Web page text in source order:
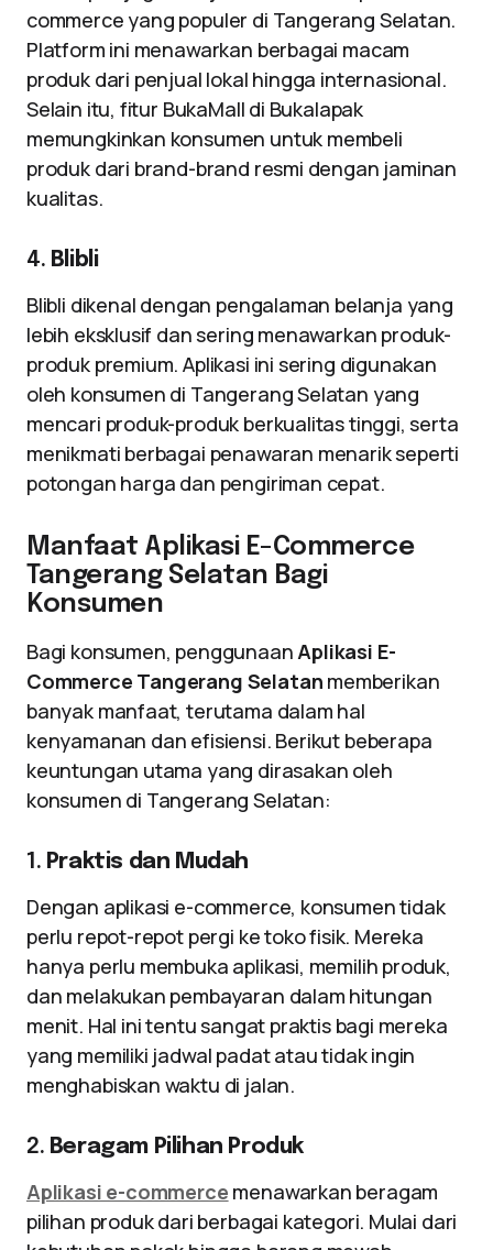
commerce yang populer di Tangerang Selatan.
Platform ini menawarkan berbagai macam
produk dari penjual lokal hingga internasional.
Selain itu, fitur BukaMall di Bukalapak
memungkinkan konsumen untuk membeli
produk dari brand-brand resmi dengan jaminan
kualitas.
4. Blibli
Blibli dikenal dengan pengalaman belanja yang
lebih eksklusif dan sering menawarkan produk-
produk premium. Aplikasi ini sering digunakan
oleh konsumen di Tangerang Selatan yang
mencari produk-produk berkualitas tinggi, serta
menikmati berbagai penawaran menarik seperti
potongan harga dan pengiriman cepat.
Manfaat Aplikasi E-Commerce
Tangerang Selatan Bagi
Konsumen
Bagi konsumen, penggunaanAplikasi E-
Commerce Tangerang Selatan memberikan
banyak manfaat, terutama dalam hal
kenyamanan dan efisiensi. Berikut beberapa
keuntungan utama yang dirasakan oleh
konsumen di Tangerang Selatan:
1. Praktis dan Mudah
Dengan aplikasi e-commerce, konsumen tidak
perlu repot-repot pergi ke toko fisik. Mereka
hanya perlu membuka aplikasi, memilih produk,
dan melakukan pembayaran dalam hitungan
menit. Hal ini tentu sangat praktis bagi mereka
yang memiliki jadwal padat atau tidak ingin
menghabiskan waktu di jalan.
2. Beragam Pilihan Produk
Aplikasi e-commerce menawarkan beragam
pilihan produk dari berbagai kategori. Mulai dari